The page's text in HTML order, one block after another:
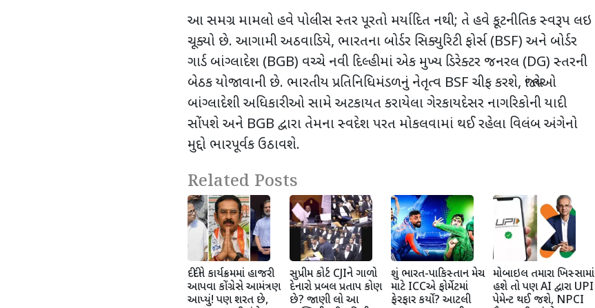
આ સમગ્ર મામલો હવે પોલીસ સ્તર પૂરતો મર્યાદિત નથી; તે હવે કૂટનીતિક સ્વરૂપ લઇ
ચૂક્યો છે. આગામી અઠવાડિયે, ભારતના બોર્ડર સિક્યુરિટી ફોર્સ (BSF) અને બોર્ડર
ગાર્ડ બાંગ્લાદેશ (BGB) વચ્ચે નવી દિલ્હીમાં એક મુખ્ય ડિરેક્ટર જનરલ (DG) સ્તરની
બેઠક યોજાવાની છે. ભારતીય પ્રતિનિધિમંડળનું નેતૃત્વ BSF ચીફ કરશે, જ્યાં તેઓ
બાંગ્લાદેશી અધિકારીઓ સામે અટકાયત કરાયેલા ગેરકાયદેસર નાગરિકોની યાદી
સોંપશે અને BGB દ્વારા તેમના સ્વદેશ પરત મોકલવામાં થઈ રહેલા વિલંબ અંગેનો
મુદ્દો ભારપૂર્વક ઉઠાવશે.
Related Posts
દીદીને કાર્યક્રમમાં હાજરી
આપવા કોંગ્રેસે આમંત્રણ
આપ્યું! પણ શરત છે,
સુપ્રીમ કોર્ટ CJIને ગાળો
દેનારો પ્રબલ પ્રતાપ કોણ
છે? જાણી લો આ
શું ભારત-પાકિસ્તાન મેચ
માટે ICCએ ફોર્મેટમાં
ફેરફાર કર્યો? આટલી
મોબાઇલ તમારા ખિસ્સામાં
હશે તો પણ AI દ્વારા UPI
પેમેન્ટ થઈ જશે, NPCI